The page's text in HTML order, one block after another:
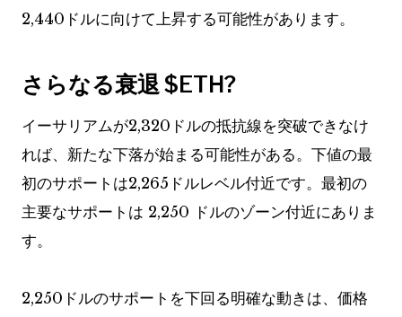
2,440ドルに向けて上昇する可能性があります。
さらなる衰退 $ETH?
イーサリアムが2,320ドルの抵抗線を突破できなけ
れば、新たな下落が始まる可能性がある。下値の最
初のサポートは2,265ドルレベル付近です。最初の
主要なサポートは 2,250 ドルのゾーン付近にありま
す。
2,250ドルのサポートを下回る明確な動きは、価格